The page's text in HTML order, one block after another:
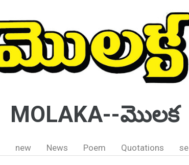
MOLAKA--మొలక
new News Poem Quotations se